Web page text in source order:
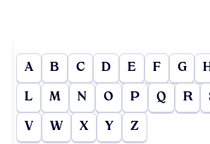
A B C D E F G
L M N O P Q R
V W X Y Z